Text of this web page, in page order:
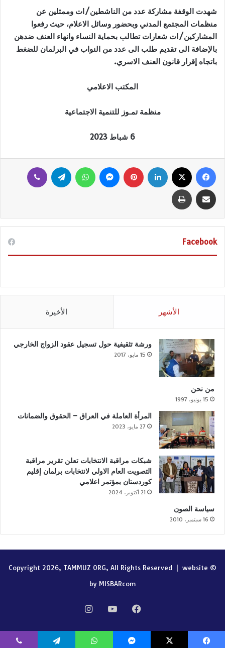
شهدت الوقفة مشاركة عدد من الناشطين/ات وممثلين عن
منظمات المجتمع المدني وبحضور وسائل الاعلام، حيث رفعوا
المشاركين/ات شعارات تطالب بحماية النساء وانهاء العنف ضدهن
بالإضافة الى تقديم طلب الى عدد من النواب في البرلمان للضغط
باتجاه إقرار قانون العنف الاسري.
المكتب الاعلامي
منظمة تمـوز للتنمية الاجتماعية
6 شباط 2023
فيسبوك لينكدإن بينتيريست ماسنجر واتساب تيلقرام
مشاركة عبر البريد طباعة
Facebook
الأشهر الأخيرة
ورشة تثقيفية حول تسجيل عقود الزواج الخارجي
15 مايو، 2017
من نحن
15 يونيو، 1997
المرأة العاملة في العراق – الحقوق والضمانات
27 مايو، 2023
شبكات مراقبة الانتخابات تعلن تقرير مراقبة
التصويت العام الاولي لانتخابات برلمان إقليم
كوردستان بمؤتمر اعلامي
21 أكتوبر، 2024
سياسة الصون
16 سبتمبر، 2010
© Copyright 2026, TAMMUZ ORG, All Rights Reserved |
website
by MISBARcom
فيسبوك‫YouTubeانستقرام